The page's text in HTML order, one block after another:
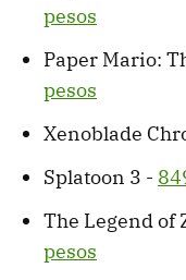
pesos
Paper Mario:
pesos
Xenoblade
Splatoon 3 -
The Legend of
pesos